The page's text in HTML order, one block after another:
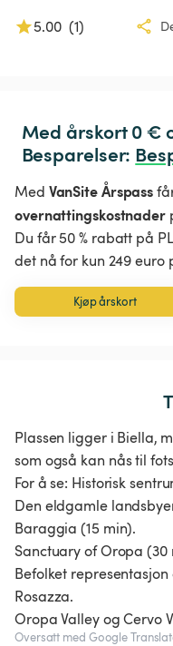
5.00 (1)
Med årskort 0 €
Besparelser:
Med VanSite Årspass
overnattingskostnader
Du får 50 % rabatt på
det nå for kun 249 euro
Kjøp årskort
Plassen ligger i Biella,
som også kan nås til
For å se: Historisk
Den eldgamle
Baraggia (15 min).
Sanctuary of Oropa (30
Befolket representasjon
Rosazza.
Oropa Valley og Cervo
Oversatt med Google